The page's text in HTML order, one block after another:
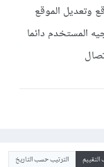
وتعديل الموقع
المستخدم دائما
الترتيب حسب التاريخ